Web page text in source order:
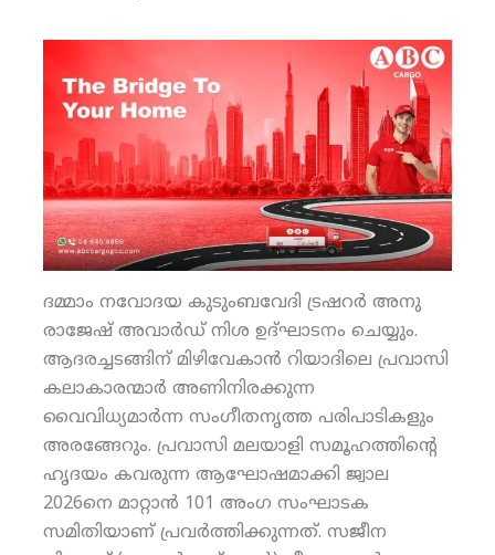
ദമ്മാം നവോദയ കുടുംബവേദി ട്രഷറര്‍ അനു
രാജേഷ് അവാര്‍ഡ് നിശ ഉദ്ഘാടനം ചെയ്യും.
ആദരച്ചടങ്ങിന് മിഴിവേകാന്‍ റിയാദിലെ പ്രവാസി
കലാകാരന്മാര്‍ അണിനിരക്കുന്ന
വൈവിധ്യമാര്‍ന്ന സംഗീതനൃത്ത പരിപാടികളും
അരങ്ങേറും. പ്രവാസി മലയാളി സമൂഹത്തിന്റെ
ഹൃദയം കവരുന്ന ആഘോഷമാക്കി ജ്വാല
2026നെ മാറ്റാന്‍ 101 അംഗ സംഘാടക
സമിതിയാണ് പ്രവര്‍ത്തിക്കുന്നത്. സജീന